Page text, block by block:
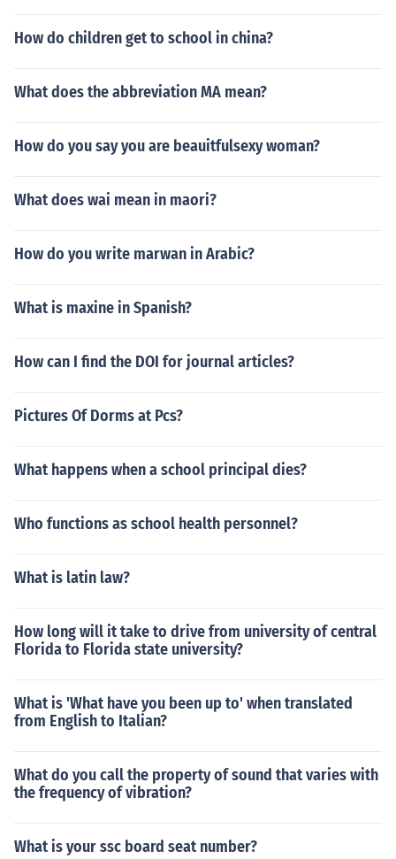
How do children get to school in china?
What does the abbreviation MA mean?
How do you say you are beauitfulsexy woman?
What does wai mean in maori?
How do you write marwan in Arabic?
What is maxine in Spanish?
How can I find the DOI for journal articles?
Pictures Of Dorms at Pcs?
What happens when a school principal dies?
Who functions as school health personnel?
What is latin law?
How long will it take to drive from university of central
Florida to Florida state university?
What is 'What have you been up to' when translated
from English to Italian?
What do you call the property of sound that varies with
the frequency of vibration?
What is your ssc board seat number?